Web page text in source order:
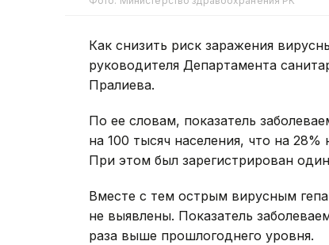
Как снизить риск заражения
руководителя Департамента
Пралиева.
По ее словам, показатель
на 100 тысяч населения, что на
При этом был зарегистрирован
Вместе с тем острым вирусным
не выявлены. Показатель
раза выше прошлогоднего уровня.